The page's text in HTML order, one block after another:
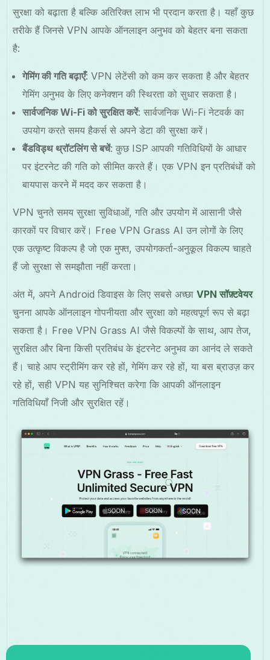
सुरक्षा को बढ़ाता है बल्कि अतिरिक्त लाभ भी प्रदान करता है। यहाँ कुछ
तरीके हैं जिनसे VPN आपके ऑनलाइन अनुभव को बेहतर बना सकता
है:
गेमिंग की गति बढ़ाएँ: VPN लेटेंसी को कम कर सकता है और बेहतर
गेमिंग अनुभव के लिए कनेक्शन की स्थिरता को सुधार सकता है।
सार्वजनिक Wi-Fi को सुरक्षित करें: सार्वजनिक Wi-Fi नेटवर्क का
उपयोग करते समय हैकर्स से अपने डेटा की सुरक्षा करें।
बैंडविड्थ थ्रॉटलिंग से बचें: कुछ ISP आपकी गतिविधियों के आधार
पर इंटरनेट की गति को सीमित करते हैं। एक VPN इन प्रतिबंधों को
बायपास करने में मदद कर सकता है।
VPN चुनते समय सुरक्षा सुविधाओं, गति और उपयोग में आसानी जैसे
कारकों पर विचार करें। Free VPN Grass AI उन लोगों के लिए
एक उत्कृष्ट विकल्प है जो एक मुफ्त, उपयोगकर्ता-अनुकूल विकल्प चाहते
हैं जो सुरक्षा से समझौता नहीं करता।
अंत में, अपने Android डिवाइस के लिए सबसे अच्छाVPN सॉफ़्टवेयर
चुनना आपके ऑनलाइन गोपनीयता और सुरक्षा को महत्वपूर्ण रूप से बढ़ा
सकता है। Free VPN Grass AI जैसे विकल्पों के साथ, आप तेज,
सुरक्षित और बिना किसी प्रतिबंध के इंटरनेट अनुभव का आनंद ले सकते
हैं। चाहे आप स्ट्रीमिंग कर रहे हों, गेमिंग कर रहे हों, या बस ब्राउज़ कर
रहे हों, सही VPN यह सुनिश्चित करेगा कि आपकी ऑनलाइन
गतिविधियाँ निजी और सुरक्षित रहें।